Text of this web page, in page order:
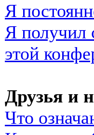
Я
Я получил
этой
Друзья и
Что